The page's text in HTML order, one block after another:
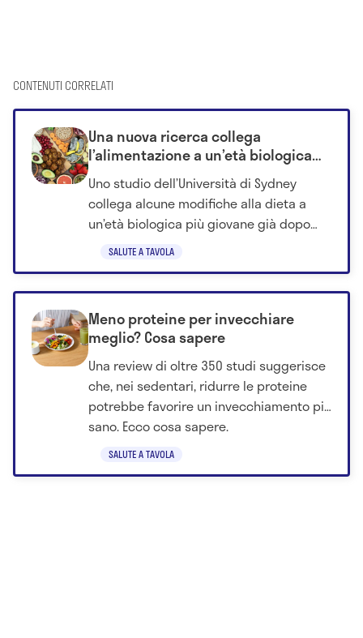
CONTENUTI CORRELATI
SALUTE A TAVOLA
Una nuova ricerca collega
l’alimentazione a un’età biologica
più giovane già dopo quattro
settimane
Uno studio dell’Università di Sydney
collega alcune modifiche alla dieta a
un’età biologica più giovane già dopo
quattro settimane.
SALUTE A TAVOLA
Meno proteine per invecchiare
meglio? Cosa sapere
Una review di oltre 350 studi suggerisce
che, nei sedentari, ridurre le proteine
potrebbe favorire un invecchiamento più
sano. Ecco cosa sapere.